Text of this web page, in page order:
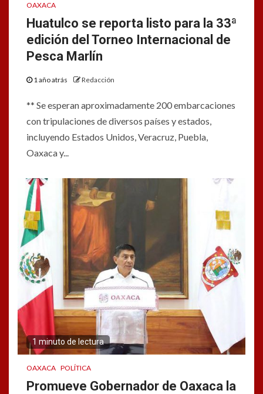
OAXACA
Huatulco se reporta listo para la 33ª
edición del Torneo Internacional de
Pesca Marlín
1 año atrás Redacción
** Se esperan aproximadamente 200 embarcaciones
con tripulaciones de diversos países y estados,
incluyendo Estados Unidos, Veracruz, Puebla,
Oaxaca y...
1 minuto de lectura
OAXACA POLÍTICA
Promueve Gobernador de Oaxaca la